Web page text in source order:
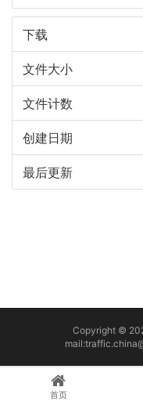
下载
文件大小
文件计数
创建日期
最后更新
Copyright ©
首页